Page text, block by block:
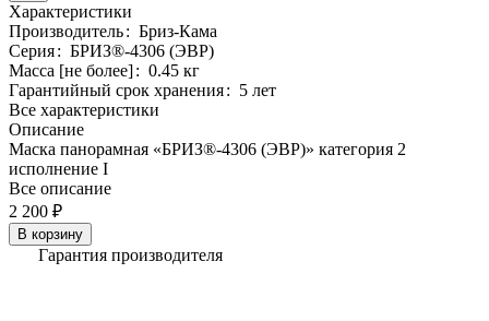
Характеристики
Производитель: Бриз-Кама
Серия: БРИЗ®-4306 (ЭВР)
Масса [не более]: 0.45 кг
Гарантийный срок хранения: 5 лет
Все характеристики
Описание
Маска панорамная «БРИЗ®-4306 (ЭВР)» категория 2
исполнение I
Все описание
2 200 ₽
В корзину
Гарантия производителя